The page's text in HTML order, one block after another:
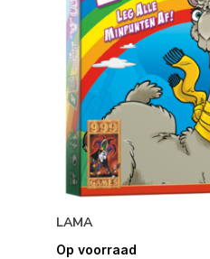
LAMA
Op voorraad